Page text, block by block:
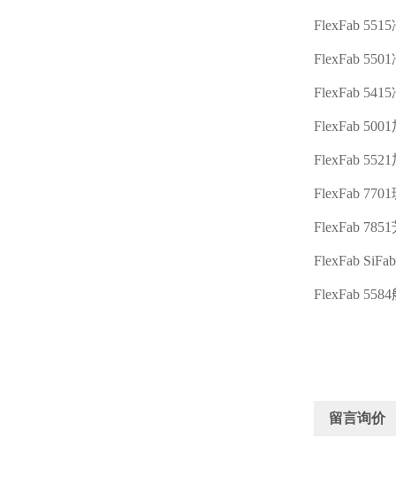
FlexFab 5515
FlexFab 5501
FlexFab 5415
FlexFab 5001
FlexFab 5521
FlexFab 7701
FlexFab 7851
FlexFab
FlexFab 5584
留言询价